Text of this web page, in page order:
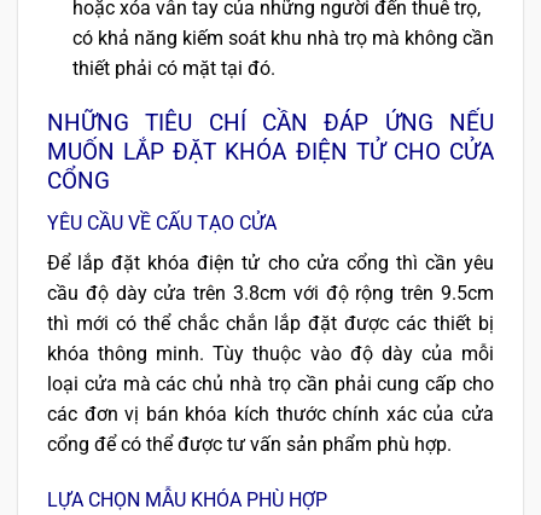
hoặc xóa vân tay của những người đến thuê trọ,
có khả năng kiếm soát khu nhà trọ mà không cần
thiết phải có mặt tại đó.
NHỮNG TIÊU CHÍ CẦN ĐÁP ỨNG NẾU
MUỐN LẮP ĐẶT KHÓA ĐIỆN TỬ CHO CỬA
CỔNG
YÊU CẦU VỀ CẤU TẠO CỬA
Để lắp đặt khóa điện tử cho cửa cổng thì cần yêu
cầu độ dày cửa trên 3.8cm với độ rộng trên 9.5cm
thì mới có thể chắc chắn lắp đặt được các thiết bị
khóa thông minh. Tùy thuộc vào độ dày của mỗi
loại cửa mà các chủ nhà trọ cần phải cung cấp cho
các đơn vị bán khóa kích thước chính xác của cửa
cổng để có thể được tư vấn sản phẩm phù hợp.
LỰA CHỌN MẪU KHÓA PHÙ HỢP